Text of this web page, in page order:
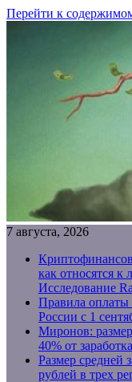
Перейти к
7 августа, 2026
как относятся к
Исследование
Правила оплаты
России с 1
Миронов:
40% от заработка
Размер средней
рублей в трех